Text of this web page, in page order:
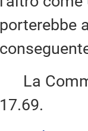
porterebbe
La
17.69.